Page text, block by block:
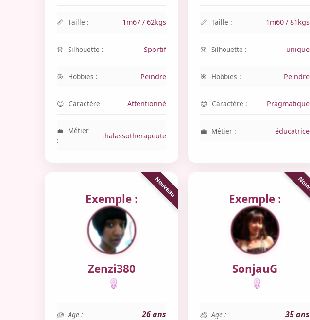
Taille : 1m67 / 62kgs
Silhouette : Sportif
Hobbies : Peindre
Caractère : Attentionné
Métier
:
thalassotherapeute
Taille : 1m60 / 81kgs
Silhouette : unique
Hobbies : Peindre
Caractère : Pragmatique
Métier : éducatrice
Exemple :
Zenzi380
Age : 26 ans
Exemple :
SonjauG
Age : 35 ans